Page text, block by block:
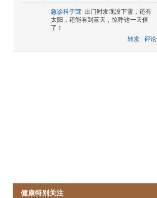
急诊科于莺 出门时发现没下雪，还有
太阳，还能看到蓝天，惊呼这一天值
了！
转发
评论
健康特别关注